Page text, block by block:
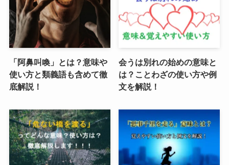
「阿鼻叫喚」とは？意味や
使い方と類義語も含めて徹
底解説！
会うは別れの始めの意味と
は？ことわざの使い方や例
文を解説！